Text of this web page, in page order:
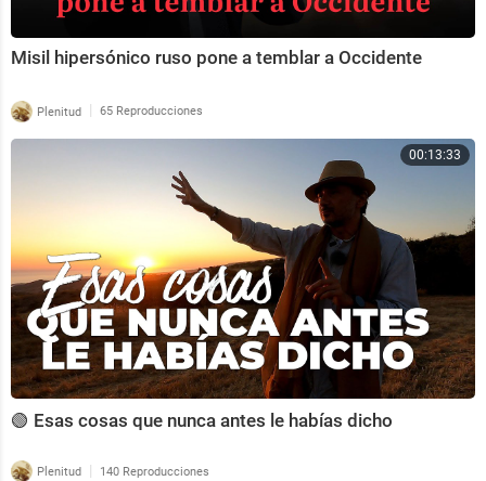
Misil hipersónico ruso pone a temblar a Occidente
Plenitud | 65 Reproducciones
00:13:33
🟢 Esas cosas que nunca antes le habías dicho
Plenitud | 140 Reproducciones